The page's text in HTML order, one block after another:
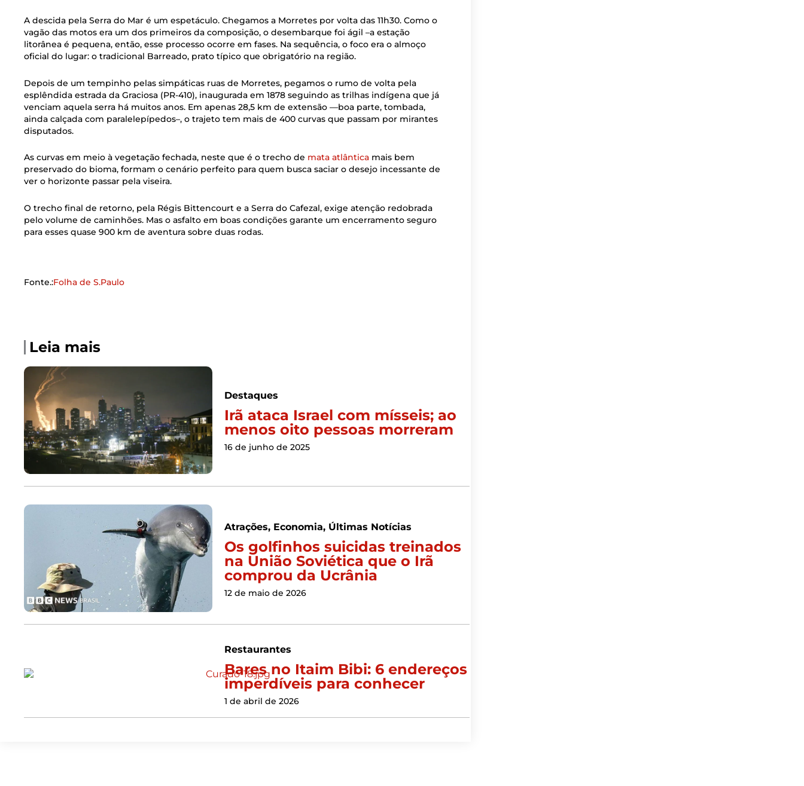
A descida pela Serra do Mar é um espetáculo. Chegamos a Morretes por volta das 11h30. Como o
vagão das motos era um dos primeiros da composição, o desembarque foi ágil –a estação
litorânea é pequena, então, esse processo ocorre em fases. Na sequência, o foco era o almoço
oficial do lugar: o tradicional Barreado, prato típico que obrigatório na região.
Depois de um tempinho pelas simpáticas ruas de Morretes, pegamos o rumo de volta pela
esplêndida estrada da Graciosa (PR-410), inaugurada em 1878 seguindo as trilhas indígena que já
venciam aquela serra há muitos anos. Em apenas 28,5 km de extensão —boa parte, tombada,
ainda calçada com paralelepípedos–, o trajeto tem mais de 400 curvas que passam por mirantes
disputados.
As curvas em meio à vegetação fechada, neste que é o trecho de mata atlântica mais bem
preservado do bioma, formam o cenário perfeito para quem busca saciar o desejo incessante de
ver o horizonte passar pela viseira.
O trecho final de retorno, pela Régis Bittencourt e a Serra do Cafezal, exige atenção redobrada
pelo volume de caminhões. Mas o asfalto em boas condições garante um encerramento seguro
para esses quase 900 km de aventura sobre duas rodas.
Fonte.:Folha de S.Paulo
Leia mais
Destaques
Irã ataca Israel com mísseis; ao
menos oito pessoas morreram
16 de junho de 2025
Atrações, Economia, Últimas Notícias
Os golfinhos suicidas treinados
na União Soviética que o Irã
comprou da Ucrânia
12 de maio de 2026
Restaurantes
Bares no Itaim Bibi: 6 endereços
imperdíveis para conhecer
1 de abril de 2026